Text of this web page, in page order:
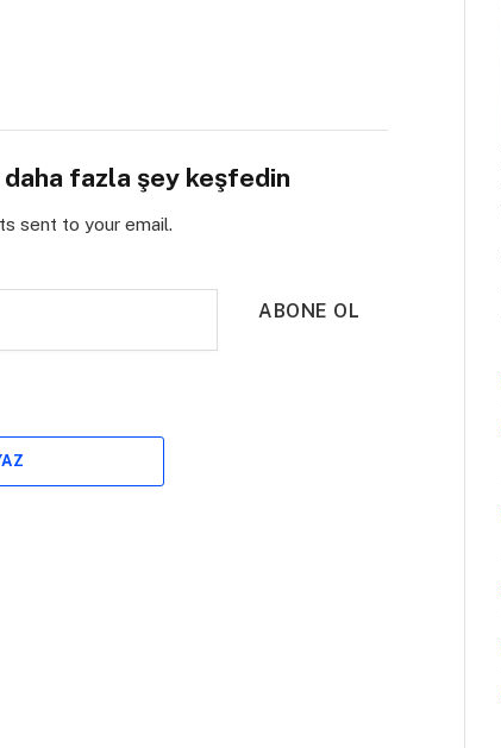
fazla şey keşfedin
sent to your email.
ABONE OL